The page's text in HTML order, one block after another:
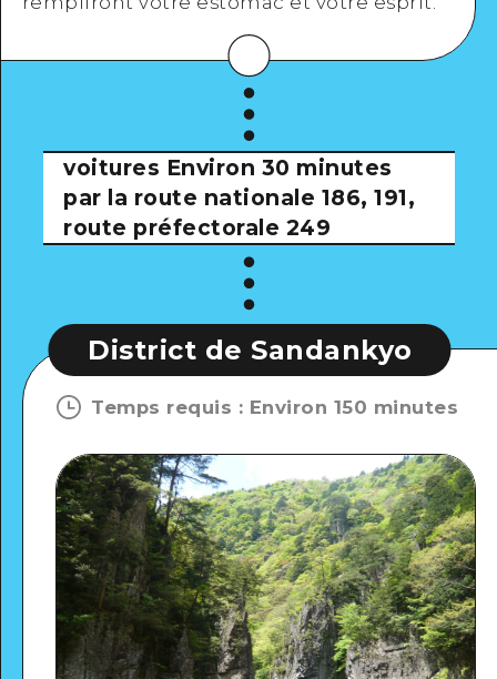
voitures Environ 30 minutes
par la route nationale 186, 191,
route préfectorale 249
de Sandankyo District
Temps requis : Environ 150 minutes